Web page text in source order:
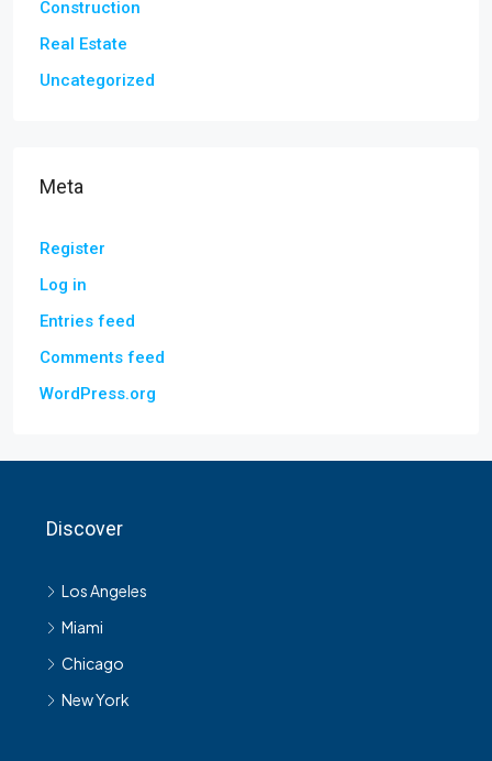
Construction
Real Estate
Uncategorized
Meta
Register
Log in
Entries feed
Comments feed
WordPress.org
Discover
Los Angeles
Miami
Chicago
New York